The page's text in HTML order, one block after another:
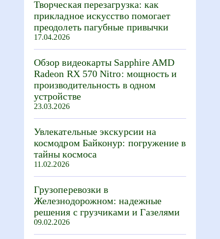
Творческая перезагрузка: как
прикладное искусство помогает
преодолеть пагубные привычки
17.04.2026
Обзор видеокарты Sapphire AMD
Radeon RX 570 Nitro: мощность и
производительность в одном
устройстве
23.03.2026
Увлекательные экскурсии на
космодром Байконур: погружение в
тайны космоса
11.02.2026
Грузоперевозки в
Железнодорожном: надежные
решения с грузчиками и Газелями
09.02.2026